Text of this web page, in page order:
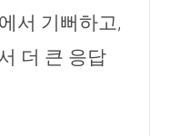
서 기뻐하고,
더 큰 응답